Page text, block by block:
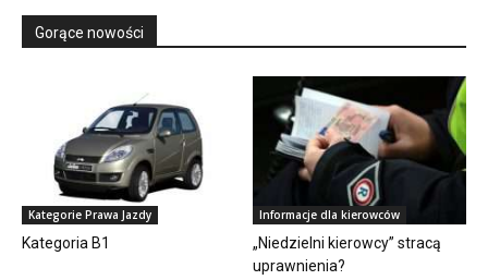
Gorące nowości
Kategorie Prawa Jazdy
Kategoria B1
Informacje dla kierowców
„Niedzielni kierowcy” stracą
uprawnienia?